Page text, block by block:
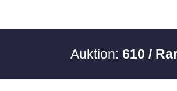
Auktion:610 /